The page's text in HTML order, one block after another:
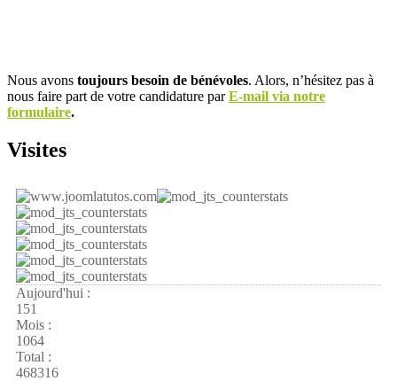
Nous avons toujours besoin de bénévoles. Alors, n’hésitez pas à
nous faire part de votre candidature parE-mail via notre
formulaire.
Visites
Aujourd'hui :
151
Mois :
1064
Total :
468316